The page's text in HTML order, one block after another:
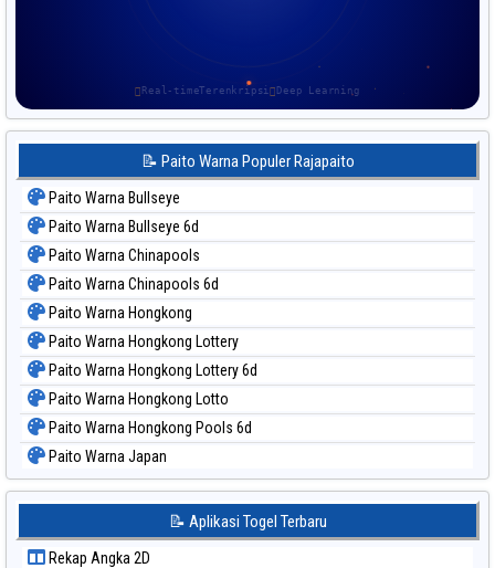
Real-timeTerenkripsi Deep Learning
📝 Paito Warna Populer Rajapaito
Paito Warna Bullseye
Paito Warna Bullseye 6d
Paito Warna Chinapools
Paito Warna Chinapools 6d
Paito Warna Hongkong
Paito Warna Hongkong Lottery
Paito Warna Hongkong Lottery 6d
Paito Warna Hongkong Lotto
Paito Warna Hongkong Pools 6d
Paito Warna Japan
Paito Warna Japan 6d
Paito Warna Kuda Lari
📝 Aplikasi Togel Terbaru
Rekap Angka 2D